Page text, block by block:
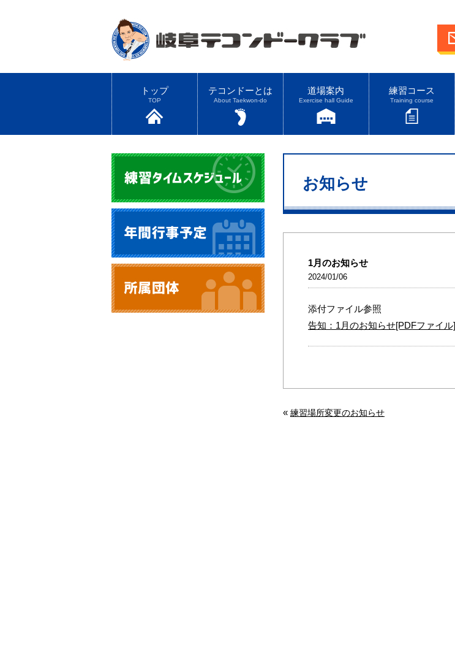
トップ
TOP
テコンドーとは
About Taekwon-do
道場案内
Exercise hall Guide
練習コース
Training course
お知らせ
1月のお知らせ
2024/01/06
添付ファイル参照
告知：1月のお知らせ[PDFファイル]
« 練習場所変更のお知らせ